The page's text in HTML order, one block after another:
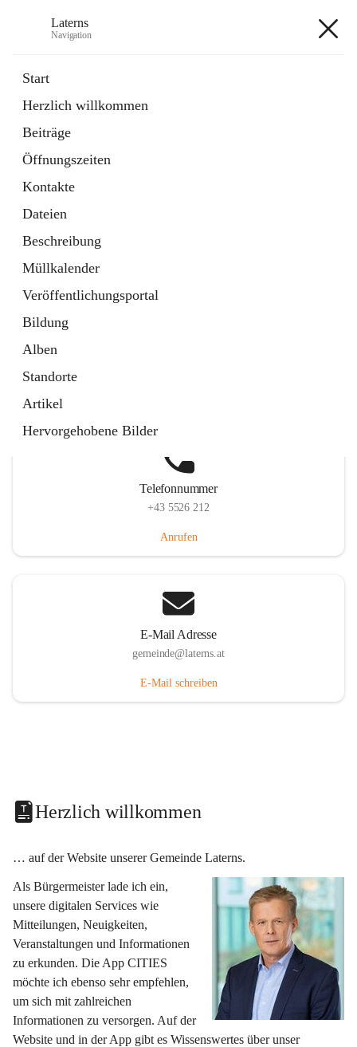
Laterns
Navigation
Start
Herzlich willkommen
Beiträge
Öffnungszeiten
Kontakte
Dateien
Beschreibung
Müllkalender
Veröffentlichungsportal
Bildung
Alben
Standorte
Artikel
Hervorgehobene Bilder
11 Schnellzugriffe
Soziales
1 Schnellzugriff
Telefonnummer
+43 5526 212
Anrufen
E-Mail Adresse
gemeinde@laterns.at
E-Mail schreiben
Herzlich willkommen
… auf der Website unserer Gemeinde Laterns.
Als Bürgermeister lade ich ein,
unsere digitalen Services wie
Mitteilungen, Neuigkeiten,
Veranstaltungen und Informationen
zu erkunden. Die App CITIES
möchte ich ebenso sehr empfehlen,
um sich mit zahlreichen
Informationen zu versorgen. Auf der
Website und in der App gibt es Wissenswertes über unser